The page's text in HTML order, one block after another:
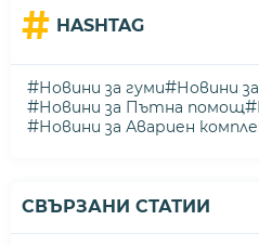
# HASHTAG
#Новини за гуми#Новини
#Новини за Пътна помощ#
#Новини за Авариен
СВЪРЗАНИ СТАТИИ